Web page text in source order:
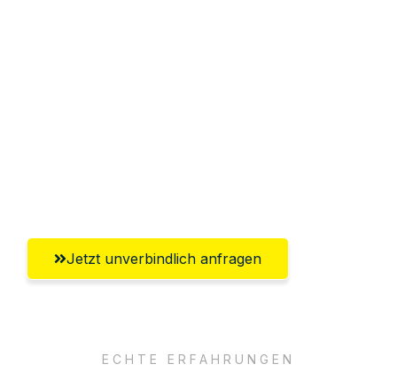
Jetzt unverbindlich anfragen
ECHTE ERFAHRUNGEN